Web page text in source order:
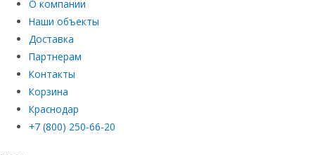
О компании
Наши объекты
Доставка
Партнерам
Контакты
Корзина
Краснодар
+7 (800) 250-66-20